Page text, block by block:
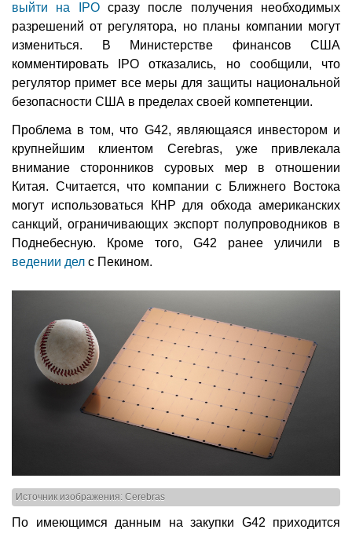
выйти на IPOсразу после получения необходимых
разрешений от регулятора, но планы компании могут
измениться. В Министерстве финансов США
комментировать IPO отказались, но сообщили, что
регулятор примет все меры для защиты национальной
безопасности США в пределах своей компетенции.
Проблема в том, что G42, являющаяся инвестором и
крупнейшим клиентом Cerebras, уже привлекала
внимание сторонников суровых мер в отношении
Китая. Считается, что компании с Ближнего Востока
могут использоваться КНР для обхода американских
санкций, ограничивающих экспорт полупроводников в
Поднебесную. Кроме того, G42 ранее уличили в
ведении дел с Пекином.
Источник изображения: Cerebras
По имеющимся данным на закупки G42 приходится